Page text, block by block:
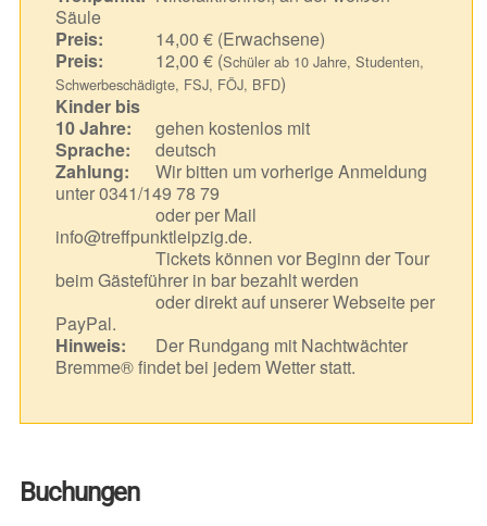
Säule
Preis:
14,00 € (Erwachsene)
Preis:
12,00 € (Schüler ab 10 Jahre, Studenten,
Schwerbeschädigte, FSJ, FÖJ, BFD)
Kinder bis
10 Jahre:
gehen kostenlos mit
Sprache:
deutsch
Zahlung:
Wir bitten um vorherige Anmeldung
unter 0341/149 78 79
oder per Mail
info@treffpunktleipzig.de.
Tickets können vor Beginn der Tour
beim Gästeführer in bar bezahlt werden
oder direkt auf unserer Webseite per
PayPal.
Hinweis:
Der Rundgang mit Nachtwächter
Bremme® findet bei jedem Wetter statt.
Buchungen